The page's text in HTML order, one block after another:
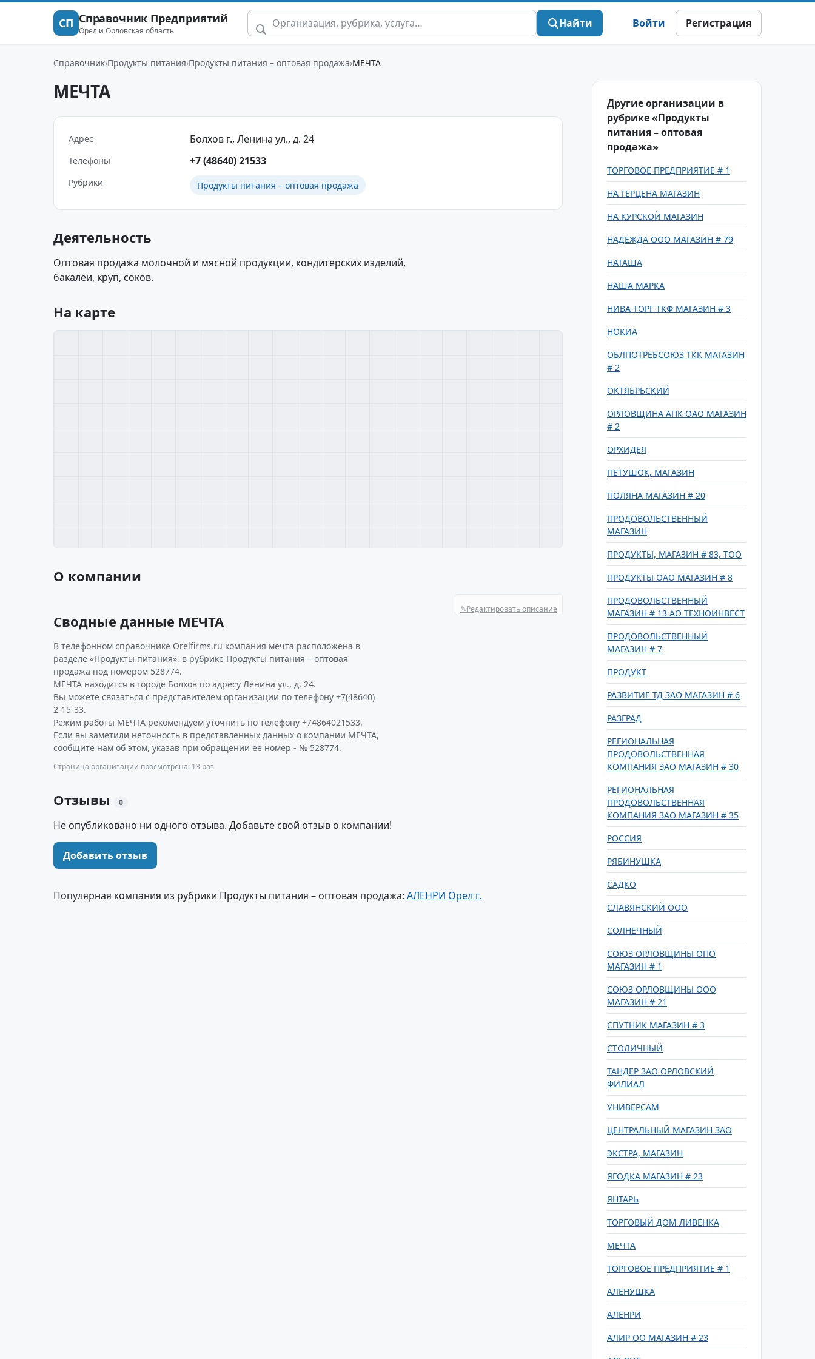
СП Справочник Предприятий
Орел и Орловская область
Найти Войти Регистрация
Справочник Продукты питания Продукты питания – оптовая продажа МЕЧТА
МЕЧТА
Адрес Болхов г., Ленина ул., д. 24
Телефоны +7 (48640) 21533
Рубрики Продукты питания – оптовая продажа
Деятельность
Оптовая продажа молочной и мясной продукции, кондитерских изделий,
бакалеи, круп, соков.
На карте
О компании
✎Редактировать описание
Сводные данные МЕЧТА
В телефонном справочнике Orelfirms.ru компания мечта расположена в
разделе «Продукты питания», в рубрике Продукты питания – оптовая
продажа под номером 528774.
МЕЧТА находится в городе Болхов по адресу Ленина ул., д. 24.
Вы можете связаться с представителем организации по телефону +7(48640)
2-15-33.
Режим работы МЕЧТА рекомендуем уточнить по телефону +74864021533.
Если вы заметили неточность в представленных данных о компании МЕЧТА,
сообщите нам об этом, указав при обращении ее номер - № 528774.
Страница организации просмотрена: 13 раз
Отзывы 0
Не опубликовано ни одного отзыва. Добавьте свой отзыв о компании!
Добавить отзыв
Популярная компания из рубрики Продукты питания – оптовая продажа: АЛЕНРИ Орел г.
Другие организации в
рубрике «Продукты
питания – оптовая
продажа»
ТОРГОВОЕ ПРЕДПРИЯТИЕ # 1
НА ГЕРЦЕНА МАГАЗИН
НА КУРСКОЙ МАГАЗИН
НАДЕЖДА ООО МАГАЗИН # 79
НАТАША
НАША МАРКА
НИВА-ТОРГ ТКФ МАГАЗИН # 3
НОКИА
ОБЛПОТРЕБСОЮЗ ТКК МАГАЗИН
# 2
ОКТЯБРЬСКИЙ
ОРЛОВЩИНА АПК ОАО МАГАЗИН
# 2
ОРХИДЕЯ
ПЕТУШОК, МАГАЗИН
ПОЛЯНА МАГАЗИН # 20
ПРОДОВОЛЬСТВЕННЫЙ
МАГАЗИН
ПРОДУКТЫ, МАГАЗИН # 83, ТОО
ПРОДУКТЫ ОАО МАГАЗИН # 8
ПРОДОВОЛЬСТВЕННЫЙ
МАГАЗИН # 13 АО ТЕХНОИНВЕСТ
ПРОДОВОЛЬСТВЕННЫЙ
МАГАЗИН # 7
ПРОДУКТ
РАЗВИТИЕ ТД ЗАО МАГАЗИН # 6
РАЗГРАД
РЕГИОНАЛЬНАЯ
ПРОДОВОЛЬСТВЕННАЯ
КОМПАНИЯ ЗАО МАГАЗИН # 30
РЕГИОНАЛЬНАЯ
ПРОДОВОЛЬСТВЕННАЯ
КОМПАНИЯ ЗАО МАГАЗИН # 35
РОССИЯ
РЯБИНУШКА
САДКО
СЛАВЯНСКИЙ ООО
СОЛНЕЧНЫЙ
СОЮЗ ОРЛОВЩИНЫ ОПО
МАГАЗИН # 1
СОЮЗ ОРЛОВЩИНЫ ООО
МАГАЗИН # 21
СПУТНИК МАГАЗИН # 3
СТОЛИЧНЫЙ
ТАНДЕР ЗАО ОРЛОВСКИЙ
ФИЛИАЛ
УНИВЕРСАМ
ЦЕНТРАЛЬНЫЙ МАГАЗИН ЗАО
ЭКСТРА, МАГАЗИН
ЯГОДКА МАГАЗИН # 23
ЯНТАРЬ
ТОРГОВЫЙ ДОМ ЛИВЕНКА
МЕЧТА
ТОРГОВОЕ ПРЕДПРИЯТИЕ # 1
АЛЕНУШКА
АЛЕНРИ
АЛИР ОО МАГАЗИН # 23